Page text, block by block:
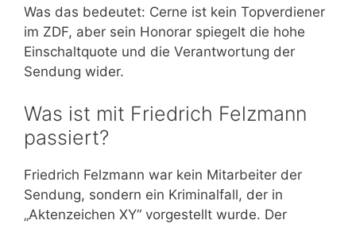
Was das bedeutet: Cerne ist kein Topverdiener
im ZDF, aber sein Honorar spiegelt die hohe
Einschaltquote und die Verantwortung der
Sendung wider.
Was ist mit Friedrich Felzmann
passiert?
Friedrich Felzmann war kein Mitarbeiter der
Sendung, sondern ein Kriminalfall, der in
„Aktenzeichen XY“ vorgestellt wurde. Der